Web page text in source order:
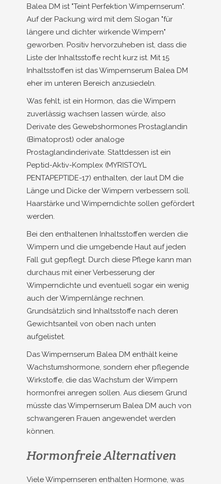
Balea DM ist "Teint Perfektion Wimpernserum".
Auf der Packung wird mit dem Slogan "für
längere und dichter wirkende Wimpern"
geworben. Positiv hervorzuheben ist, dass die
Liste der Inhaltsstoffe recht kurz ist. Mit 15
Inhaltsstoffen ist das Wimpernserum Balea DM
eher im unteren Bereich anzusiedeln.
Was fehlt, ist ein Hormon, das die Wimpern
zuverlässig wachsen lassen würde, also
Derivate des Gewebshormones Prostaglandin
(Bimatoprost) oder analoge
Prostaglandinderivate. Stattdessen ist ein
Peptid-Aktiv-Komplex (MYRISTOYL
PENTAPEPTIDE-17) enthalten, der laut DM die
Länge und Dicke der Wimpern verbessern soll.
Haarstärke und Wimperndichte sollen gefördert
werden.
Bei den enthaltenen Inhaltsstoffen werden die
Wimpern und die umgebende Haut auf jeden
Fall gut gepflegt. Durch diese Pflege kann man
durchaus mit einer Verbesserung der
Wimperndichte und eventuell sogar ein wenig
auch der Wimpernlänge rechnen.
Grundsätzlich sind Inhaltsstoffe nach deren
Gewichtsanteil von oben nach unten
aufgelistet.
Das Wimpernserum Balea DM enthält keine
Wachstumshormone, sondern eher pflegende
Wirkstoffe, die das Wachstum der Wimpern
hormonfrei anregen sollen. Aus diesem Grund
müsste das Wimpernserum Balea DM auch von
schwangeren Frauen angewendet werden
können.
Hormonfreie Alternativen
Viele Wimpernseren enthalten Hormone, was